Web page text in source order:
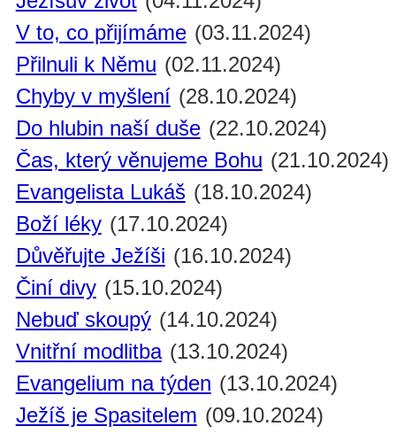
V to, co přijímáme (03.11.2024)
Přilnuli k Němu (02.11.2024)
Chyby v myšlení (28.10.2024)
Do hlubin naší duše (22.10.2024)
Čas, který věnujeme Bohu (21.10.2024)
Evangelista Lukáš (18.10.2024)
Boží léky (17.10.2024)
Důvěřujte Ježíši (16.10.2024)
Činí divy (15.10.2024)
Nebuď skoupý (14.10.2024)
Vnitřní modlitba (13.10.2024)
Evangelium na týden (13.10.2024)
Ježíš je Spasitelem (09.10.2024)